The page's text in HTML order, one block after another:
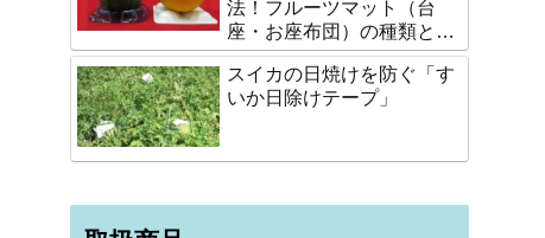
法！フルーツマット（台
座・お座布団）の種類と選
び方
スイカの日焼けを防ぐ「す
いか日除けテープ」